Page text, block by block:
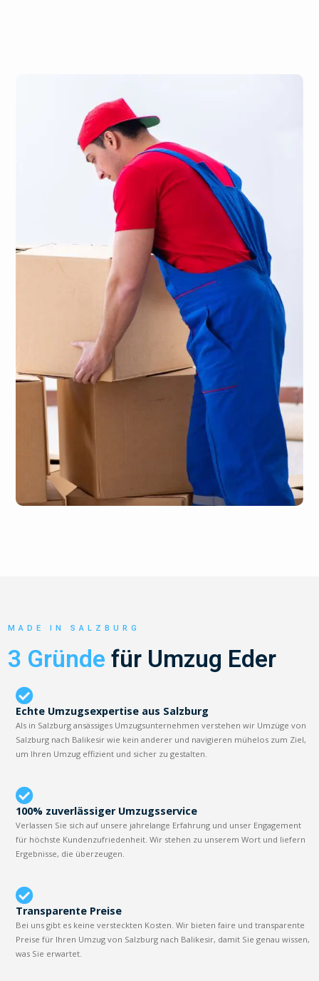
MADE IN SALZBURG
3 Gründe für Umzug Eder
Echte Umzugsexpertise aus Salzburg
Als in Salzburg ansässiges Umzugsunternehmen verstehen wir Umzüge von
Salzburg nach Balikesir wie kein anderer und navigieren mühelos zum Ziel,
um Ihren Umzug effizient und sicher zu gestalten.
100% zuverlässiger Umzugsservice
Verlassen Sie sich auf unsere jahrelange Erfahrung und unser Engagement
für höchste Kundenzufriedenheit. Wir stehen zu unserem Wort und liefern
Ergebnisse, die überzeugen.
Transparente Preise
Bei uns gibt es keine versteckten Kosten. Wir bieten faire und transparente
Preise für Ihren Umzug von Salzburg nach Balikesir, damit Sie genau wissen,
was Sie erwartet.